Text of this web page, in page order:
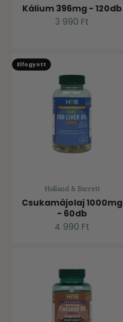
Kálium 396mg - 120db
Ár
3 990 Ft
Elfogyott
Holland & Barrett
Csukamájolaj 1000mg
- 60db
Ár
4 990 Ft